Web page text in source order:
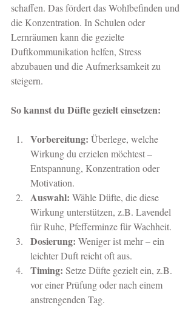
schaffen. Das fördert das Wohlbefinden und
die Konzentration. In Schulen oder
Lernräumen kann die gezielte
Duftkommunikation helfen, Stress
abzubauen und die Aufmerksamkeit zu
steigern.
So kannst du Düfte gezielt einsetzen:
Vorbereitung: Überlege, welche
Wirkung du erzielen möchtest –
Entspannung, Konzentration oder
Motivation.
Auswahl: Wähle Düfte, die diese
Wirkung unterstützen, z.B. Lavendel
für Ruhe, Pfefferminze für Wachheit.
Dosierung: Weniger ist mehr – ein
leichter Duft reicht oft aus.
Timing: Setze Düfte gezielt ein, z.B.
vor einer Prüfung oder nach einem
anstrengenden Tag.